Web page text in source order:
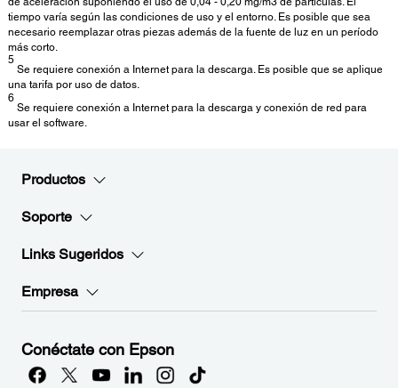
tiempo varía según las condiciones de uso y el entorno. Es posible que sea
necesario reemplazar otras piezas además de la fuente de luz en un período
más corto.
5
Se requiere conexión a Internet para la descarga. Es posible que se aplique
una tarifa por uso de datos.
6
Se requiere conexión a Internet para la descarga y conexión de red para
usar el software.
Productos
Soporte
Links Sugeridos
Empresa
Conéctate con Epson